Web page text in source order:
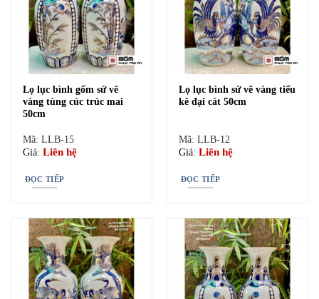
luôn mong cầu cho cả gia đình.
Lọ lục bình gốm sứ vẽ
vàng tùng cúc trúc mai
50cm
Mã: LLB-15
Giá:Liên hệ
ĐỌC TIẾP
Lọ lục bình sứ vẽ vàng tiểu
kê đại cát 50cm
Mã: LLB-12
Giá:Liên hệ
ĐỌC TIẾP